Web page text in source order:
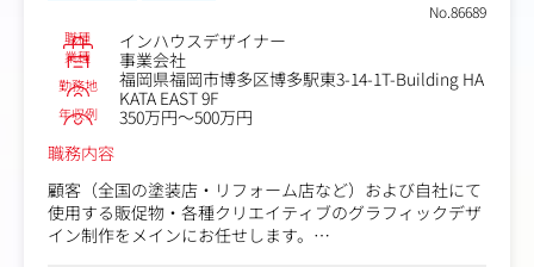
No.86689
職種 インハウスデザイナー
業種 事業会社
勤務地
福岡県福岡市博多区博多駅東3-14-1T-Building HA
KATA EAST 9F
年収例
350万円～500万円
職務内容
顧客（全国の塗装店・リフォーム店など）および自社にて
使用する販促物・各種クリエイティブのグラフィックデザ
イン制作をメインにお任せします。